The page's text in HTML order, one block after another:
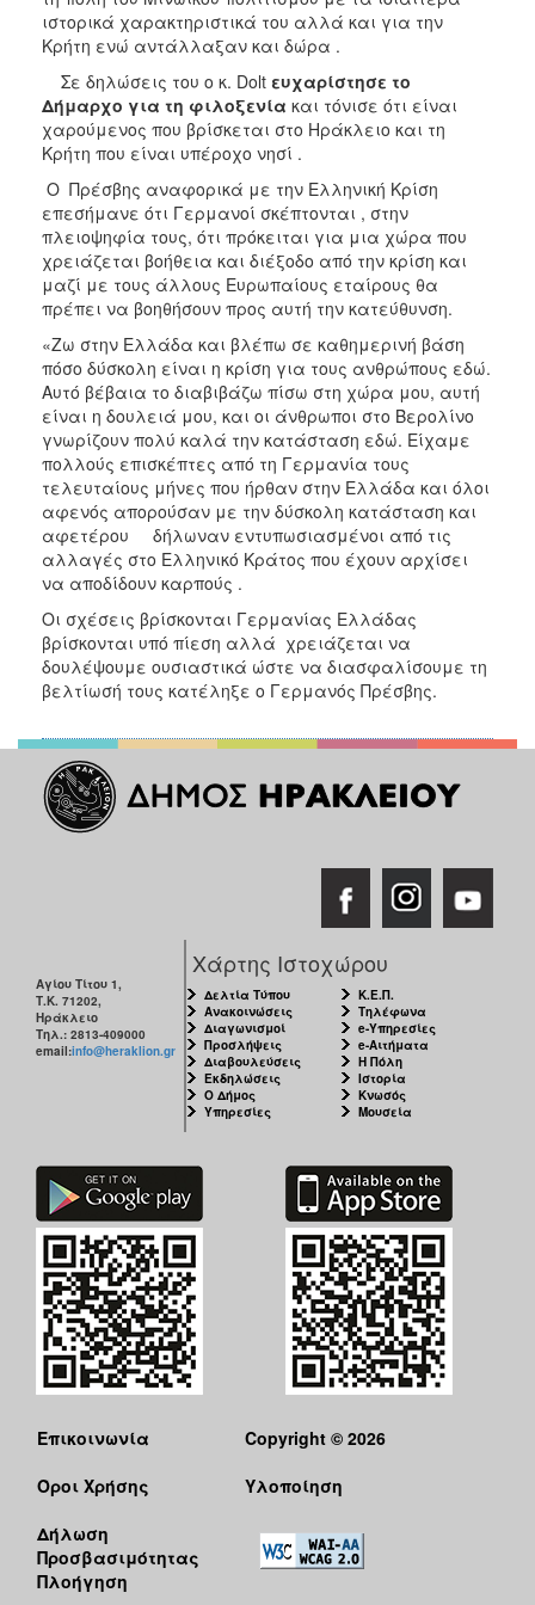
ιστορικά χαρακτηριστικά του αλλά και για την
Κρήτη ενώ αντάλλαξαν και δώρα .
Σε δηλώσεις του ο κ. Dolt ευχαρίστησε το
Δήμαρχο για τη φιλοξενία και τόνισε ότι είναι
χαρούμενος που βρίσκεται στο Ηράκλειο και τη
Κρήτη που είναι υπέροχο νησί .
Ο Πρέσβης αναφορικά με την Ελληνική Κρίση
επεσήμανε ότι Γερμανοί σκέπτονται , στην
πλειοψηφία τους, ότι πρόκειται για μια χώρα που
χρειάζεται βοήθεια και διέξοδο από την κρίση και
μαζί με τους άλλους Ευρωπαίους εταίρους θα
πρέπει να βοηθήσουν προς αυτή την κατεύθυνση.
«Ζω στην Ελλάδα και βλέπω σε καθημερινή βάση
πόσο δύσκολη είναι η κρίση για τους ανθρώπους εδώ.
Αυτό βέβαια το διαβιβάζω πίσω στη χώρα μου, αυτή
είναι η δουλειά μου, και οι άνθρωποι στο Βερολίνο
γνωρίζουν πολύ καλά την κατάσταση εδώ. Είχαμε
πολλούς επισκέπτες από τη Γερμανία τους
τελευταίους μήνες που ήρθαν στην Ελλάδα και όλοι
αφενός απορούσαν με την δύσκολη κατάσταση και
αφετέρου δήλωναν εντυπωσιασμένοι από τις
αλλαγές στο Ελληνικό Κράτος που έχουν αρχίσει
να αποδίδουν καρπούς .
Οι σχέσεις βρίσκονται Γερμανίας Ελλάδας
βρίσκονται υπό πίεση αλλά χρειάζεται να
δουλέψουμε ουσιαστικά ώστε να διασφαλίσουμε τη
βελτίωσή τους κατέληξε ο Γερμανός Πρέσβης.
Αγίου Τίτου 1,
Τ.Κ. 71202,
Ηράκλειο
Τηλ.: 2813-409000
email:info@heraklion.gr
Χάρτης Ιστοχώρου
Δελτία Τύπου
Ανακοινώσεις
Διαγωνισμοί
Προσλήψεις
Διαβουλεύσεις
Εκδηλώσεις
Ο Δήμος
Υπηρεσίες
Κ.Ε.Π.
Τηλέφωνα
e-Υπηρεσίες
e-Αιτήματα
Η Πόλη
Ιστορία
Κνωσός
Μουσεία
Επικοινωνία
Όροι Χρήσης
Δήλωση
Προσβασιμότητας
Πλοήγηση
Copyright © 2026
Υλοποίηση